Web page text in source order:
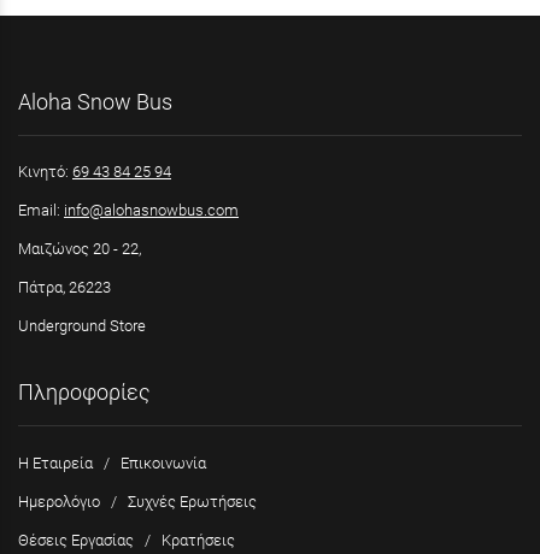
Aloha Snow Bus
Κινητό: 69 43 84 25 94
Email: info@alohasnowbus.com
Μαιζώνος 20 - 22,
Πάτρα, 26223
Underground Store
Πληροφορίες
Η Εταιρεία / Επικοινωνία
Ημερολόγιο / Συχνές Ερωτήσεις
Θέσεις Εργασίας / Κρατήσεις